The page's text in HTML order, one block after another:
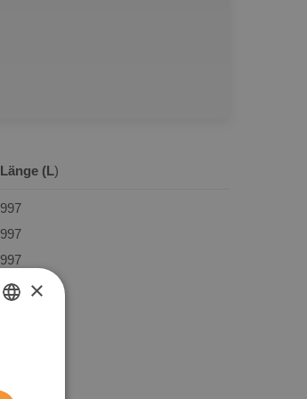
Länge (L)
997
997
997
997
×